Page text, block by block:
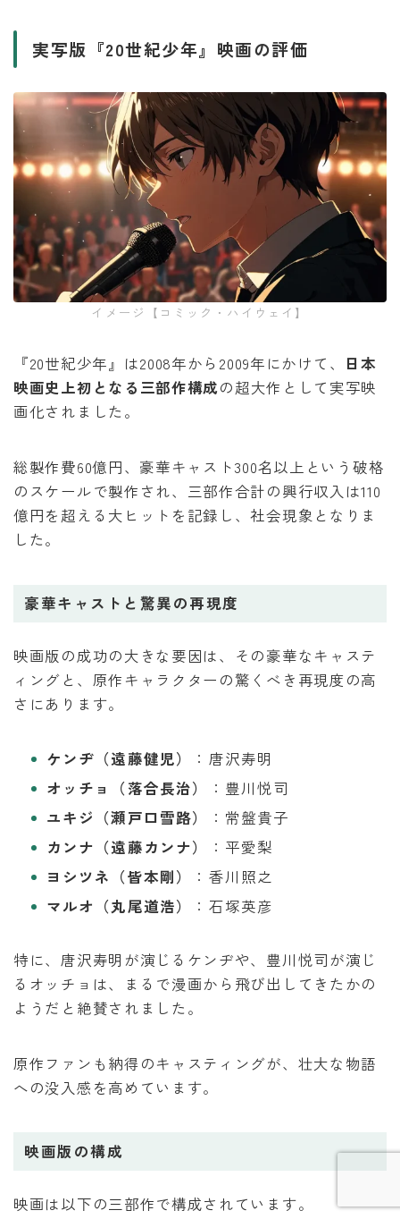
Follow Me
実写版『20世紀少年』映画の評価
イメージ【コミック・ハイウェイ】
『20世紀少年』は2008年から2009年にかけて、
日本
映画史上初となる三部作構成の超大作として実写映
画化されました。
総製作費60億円、豪華キャスト300名以上という破格
のスケールで製作され、三部作合計の興行収入は110
億円を超える大ヒットを記録し、社会現象となりま
した。
豪華キャストと驚異の再現度
映画版の成功の大きな要因は、その豪華なキャステ
ィングと、原作キャラクターの驚くべき再現度の高
さにあります。
ケンヂ（遠藤健児）
：唐沢寿明
オッチョ（落合長治）
：豊川悦司
ユキジ（瀬戸口雪路）
：常盤貴子
カンナ（遠藤カンナ）
：平愛梨
ヨシツネ（皆本剛）
：香川照之
マルオ（丸尾道浩）
：石塚英彦
特に、唐沢寿明が演じるケンヂや、豊川悦司が演じ
るオッチョは、まるで漫画から飛び出してきたかの
ようだと絶賛されました。
原作ファンも納得のキャスティングが、壮大な物語
への没入感を高めています。
映画版の構成
映画は以下の三部作で構成されています。